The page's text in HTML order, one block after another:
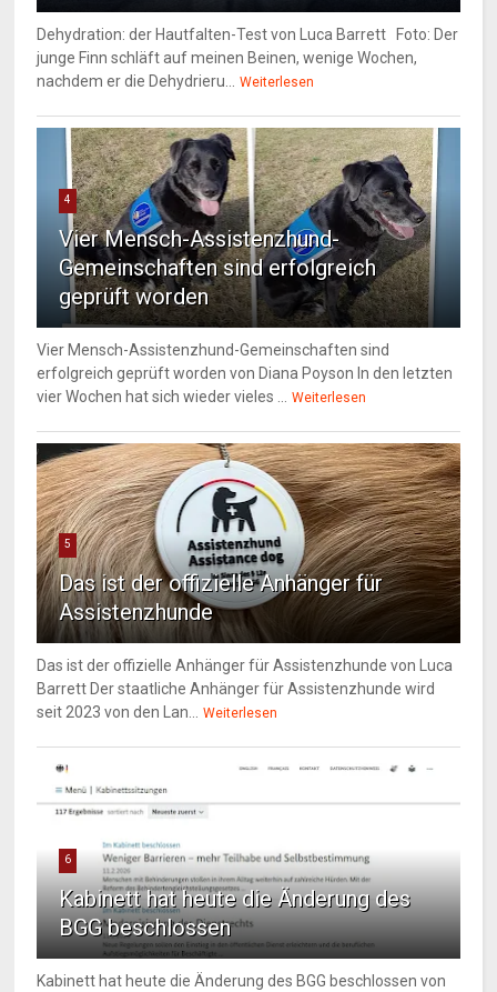
Dehydration: der Hautfalten-Test von Luca Barrett Foto: Der
junge Finn schläft auf meinen Beinen, wenige Wochen,
nachdem er die Dehydrieru... Weiterlesen
4
Vier Mensch-Assistenzhund-
Gemeinschaften sind erfolgreich
geprüft worden
Vier Mensch-Assistenzhund-Gemeinschaften sind
erfolgreich geprüft worden von Diana Poyson In den letzten
vier Wochen hat sich wieder vieles ... Weiterlesen
5
Das ist der offizielle Anhänger für
Assistenzhunde
Das ist der offizielle Anhänger für Assistenzhunde von Luca
Barrett Der staatliche Anhänger für Assistenzhunde wird
seit 2023 von den Lan... Weiterlesen
6
Kabinett hat heute die Änderung des
BGG beschlossen
Kabinett hat heute die Änderung des BGG beschlossen von